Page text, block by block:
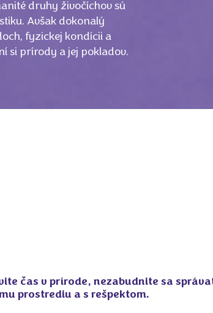
druhy živočíchov sú
Avšak dokonalý
fyzickej kondícii a
si prírody a jej pokladov.
čas v prírode, nezabudnite sa
prostrediu a s rešpektom.